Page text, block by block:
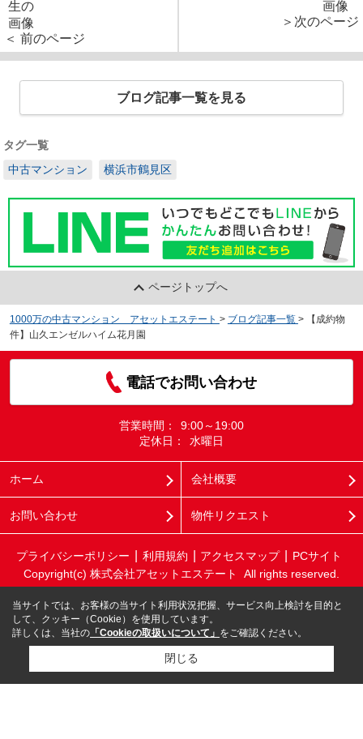
＜ 前のページ
＞次のページ
ブログ記事一覧を見る
タグ一覧
中古マンション
横浜市鶴見区
ページトップへ
1000万の中古マンション アセットエステート > ブログ記事一覧 >
【成約物
件】山久エンゼルハイム花月園
電話でお問い合わせ
営業時間：
9:00～19:00
定休日：
水曜日
ホーム 会社概要
お問い合わせ 物件リクエスト
プライバシーポリシー 利用規約 アクセスマップ
PCサイト
Copyright(c) 株式会社アセットエステート All rights reserved.
当サイトでは、お客様の当サイト利用状況把握、サービス向上検討を目的と
して、クッキー（Cookie）を使用しています。
詳しくは、当社の 「Cookieの取扱いについて」 をご確認ください。
閉じる